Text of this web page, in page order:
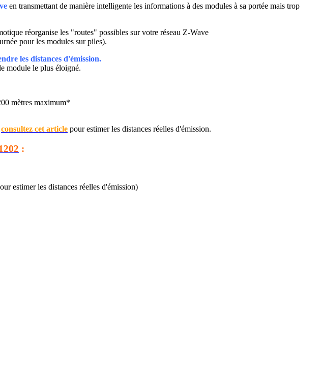
en transmettant de manière intelligente les informations à des modules à sa portée mais trop
réorganise les "routes" possibles sur votre réseau Z-Wave
pour les modules sur piles).
les distances d'émission.
module le plus éloigné.
mètres maximum*
consultez cet article pour estimer les distances réelles d'émission.
:
estimer les distances réelles d'émission)